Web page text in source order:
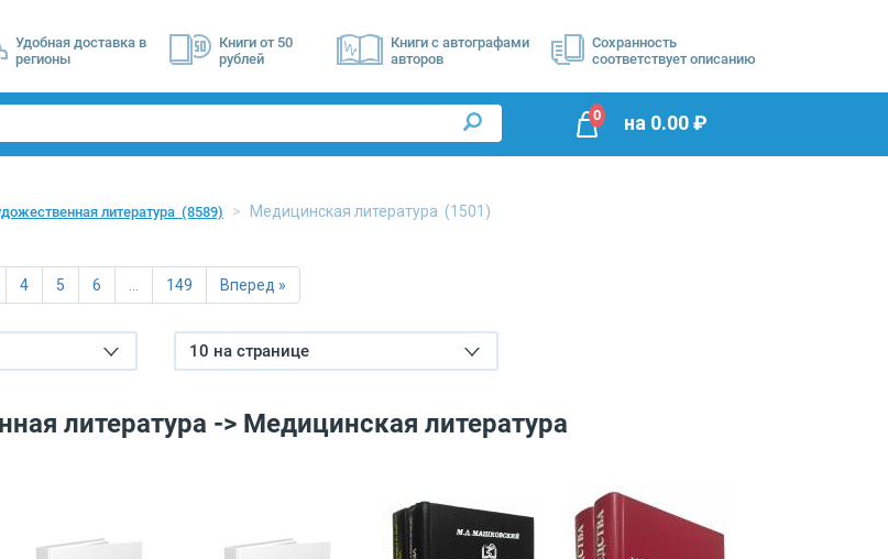
Удобная доставка в
регионы
Книги от 50
рублей
Книги с автографами
авторов
Сохранность
соответствует описанию
0 на 0.00₽
литература (8589) Медицинская литература (1501)
4 5 6 149 Вперед »
10 на странице
литература -> Медицинская литература